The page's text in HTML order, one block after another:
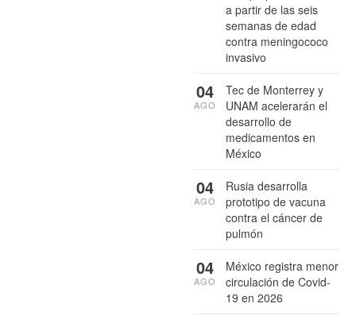
a partir de las seis
semanas de edad
contra meningococo
invasivo
Tec de Monterrey y
UNAM acelerarán el
desarrollo de
medicamentos en
México
04
AGO
Rusia desarrolla
prototipo de vacuna
contra el cáncer de
pulmón
04
AGO
México registra menor
circulación de Covid-
19 en 2026
04
AGO